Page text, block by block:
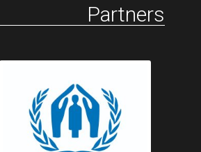
Partners